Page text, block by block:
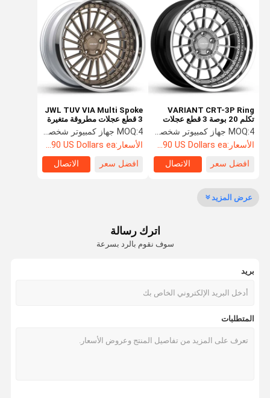
مسكن منتجات معلومات عنا
جولة في
مراقبة الجودة اتصل بنا حالات
عجلات فورج السيارات
VARIANT CRT-3P Ring
تكلم 20 بوصة 3 قطع عجلات
OEM المدعومة
MOQ:4 جهاز كمبيوتر شخصى
الأسعار:Starting at $890 US Dollars ea
افضل سعر
الاتصال
JWL TUV VIA Multi Spoke
3 قطع عجلات مطروقة متغيرة
DH-3P
MOQ:4 جهاز كمبيوتر شخصى
الأسعار:Starting at $890 US Dollars ea
افضل سعر
الاتصال
عرض المزيد
اترك رسالة
سوف نقوم بالرد بسرعة
بريد
المتطلبات